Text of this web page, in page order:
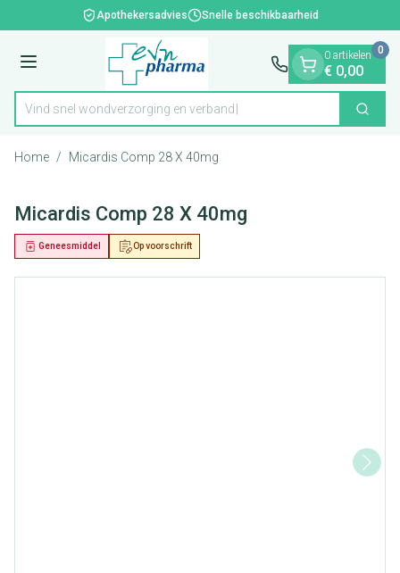
Ga naar de inhoudApothekersadvies Snelle beschikbaarheid
Menu
Product, merk, categorie...
Vind snel wondverzorging en verband Zoek
0 artikelen
€ 0,00
0
Home / Micardis Comp 28 X 40mg
Micardis Comp 28 X 40mg
Op voorschrift
Geneesmiddel